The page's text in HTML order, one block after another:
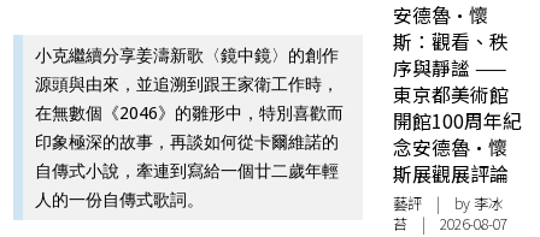
小克繼續分享姜濤新歌〈鏡中鏡〉的創作
源頭與由來，並追溯到跟王家衛工作時，
在無數個《2046》的雛形中，特別喜歡而
印象極深的故事，再談如何從卡爾維諾的
自傳式小說，牽連到寫給一個廿二歲年輕
人的一份自傳式歌詞。
安德魯·懷
斯：觀看、秩
序與靜謐 ——
東京都美術館
開館100周年紀
念安德魯·懷
斯展觀展評論
藝評 | by 李冰
苔 | 2026-08-07